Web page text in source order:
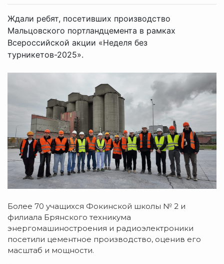
Ждали ребят, посетивших производство
Мальцовского портландцемента в рамках
Всероссийской акции «Неделя без
турникетов-2025».
Более 70 учащихся Фокинской школы № 2 и
филиала Брянского техникума
энергомашиностроения и радиоэлектроники
посетили цементное производство, оценив его
масштаб и мощности.